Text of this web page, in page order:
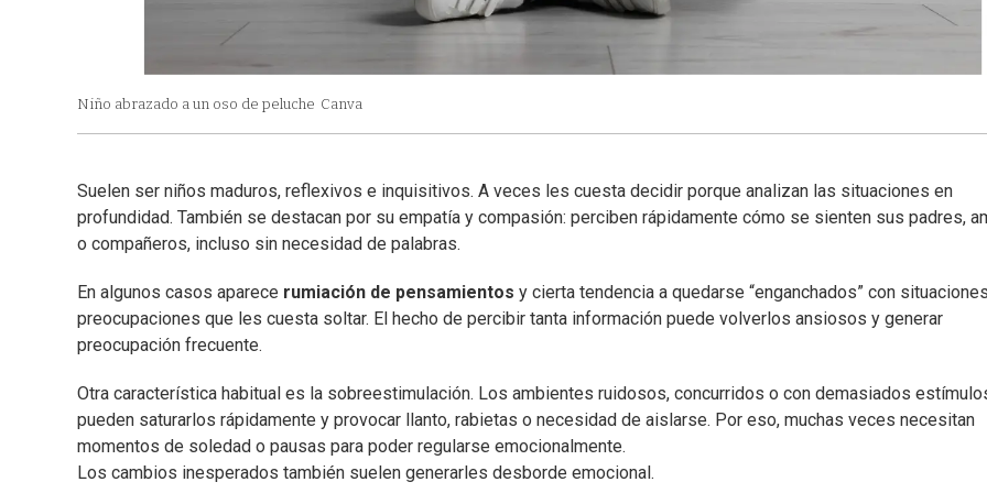
Niño abrazado a un oso de peluche Canva
Suelen ser niños maduros, reflexivos e inquisitivos. A veces les cuesta decidir porque analizan las situaciones en
profundidad. También se destacan por su empatía y compasión: perciben rápidamente cómo se sienten sus padres,
o compañeros, incluso sin necesidad de palabras.
En algunos casos aparece rumiación de pensamientos y cierta tendencia a quedarse “enganchados” con
preocupaciones que les cuesta soltar. El hecho de percibir tanta información puede volverlos ansiosos y generar
preocupación frecuente.
Otra característica habitual es la sobreestimulación. Los ambientes ruidosos, concurridos o con demasiados
pueden saturarlos rápidamente y provocar llanto, rabietas o necesidad de aislarse. Por eso, muchas veces necesitan
momentos de soledad o pausas para poder regularse emocionalmente.
Los cambios inesperados también suelen generarles desborde emocional.